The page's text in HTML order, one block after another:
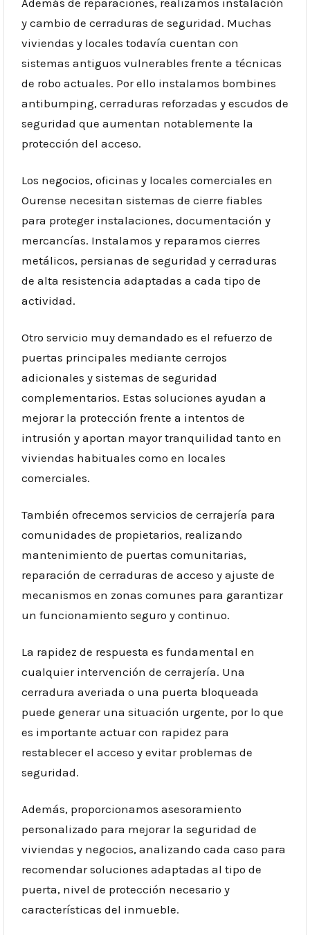
y cambio de cerraduras de seguridad. Muchas
viviendas y locales todavía cuentan con
sistemas antiguos vulnerables frente a técnicas
de robo actuales. Por ello instalamos bombines
antibumping, cerraduras reforzadas y escudos de
seguridad que aumentan notablemente la
protección del acceso.
Los negocios, oficinas y locales comerciales en
Ourense necesitan sistemas de cierre fiables
para proteger instalaciones, documentación y
mercancías. Instalamos y reparamos cierres
metálicos, persianas de seguridad y cerraduras
de alta resistencia adaptadas a cada tipo de
actividad.
Otro servicio muy demandado es el refuerzo de
puertas principales mediante cerrojos
adicionales y sistemas de seguridad
complementarios. Estas soluciones ayudan a
mejorar la protección frente a intentos de
intrusión y aportan mayor tranquilidad tanto en
viviendas habituales como en locales
comerciales.
También ofrecemos servicios de cerrajería para
comunidades de propietarios, realizando
mantenimiento de puertas comunitarias,
reparación de cerraduras de acceso y ajuste de
mecanismos en zonas comunes para garantizar
un funcionamiento seguro y continuo.
La rapidez de respuesta es fundamental en
cualquier intervención de cerrajería. Una
cerradura averiada o una puerta bloqueada
puede generar una situación urgente, por lo que
es importante actuar con rapidez para
restablecer el acceso y evitar problemas de
seguridad.
Además, proporcionamos asesoramiento
personalizado para mejorar la seguridad de
viviendas y negocios, analizando cada caso para
recomendar soluciones adaptadas al tipo de
puerta, nivel de protección necesario y
características del inmueble.